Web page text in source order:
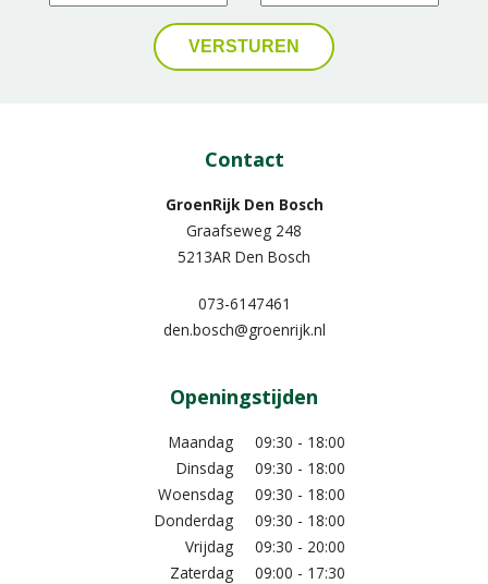
Contact
GroenRijk Den Bosch
Graafseweg 248
5213AR Den Bosch
073-6147461
den.bosch@groenrijk.nl
Openingstijden
Maandag
09:30 - 18:00
Dinsdag
09:30 - 18:00
Woensdag
09:30 - 18:00
Donderdag
09:30 - 18:00
Vrijdag
09:30 - 20:00
Zaterdag
09:00 - 17:30